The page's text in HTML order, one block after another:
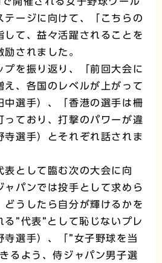
テージに向けて、「こちらの
して、益々活躍されることを
されました。
を振り返り、「前回大会に
え、各国のレベルが上がって
中選手）、「香港の選手は柵
っており、打撃のパワーが違
寺選手）とそれぞれ話されま
として臨む次の大会に向
ャパンでは投手として求めら
どうしたら自分が輝けるかを
る”代表”として恥じないプレ
寺選手）、「”女子野球を当
るよう、侍ジャパン男子選